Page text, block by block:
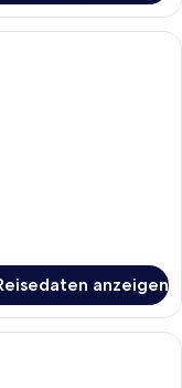
Hotelzimmer mit
anzeigen
Hotelzimmer mit